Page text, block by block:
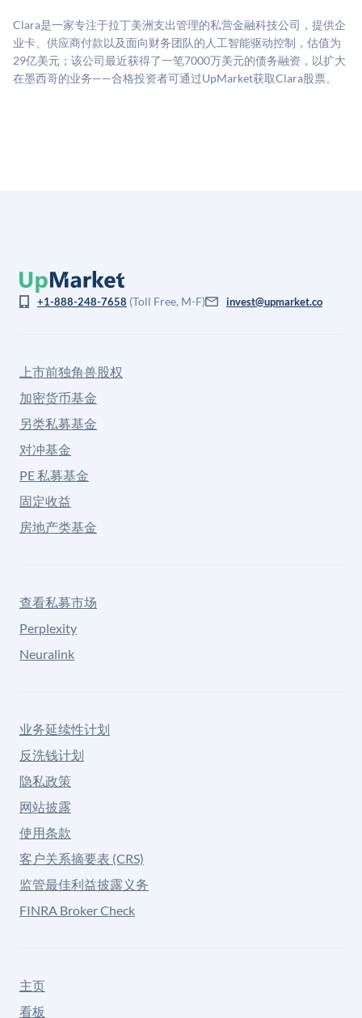
司可比倍数应用私有公司折扣，以反映流动性不足和信
息不对称。此估值不构成投资建议，可能与实际交易价
格存在重大差异。
Clara是一家专注于拉丁美洲支出管理的私营金融科技公司，提供企
业卡、供应商付款以及面向财务团队的人工智能驱动控制，估值为
29亿美元；该公司最近获得了一笔7000万美元的债务融资，以扩大
在墨西哥的业务——合格投资者可通过UpMarket获取Clara股票。
+1-888-248-7658 (Toll Free, M-F) invest@upmarket.co
上市前独角兽股权
加密货币基金
另类私募基金
对冲基金
PE 私募基金
固定收益
房地产类基金
查看私募市场
Perplexity
Neuralink
业务延续性计划
反洗钱计划
隐私政策
网站披露
使用条款
客户关系摘要表 (CRS)
监管最佳利益披露义务
FINRA Broker Check
主页
看板